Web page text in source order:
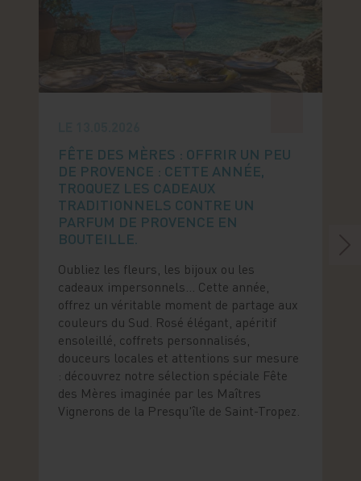
FÊTE DES MÈRES : OFFRIR UN PEU
DE PROVENCE : CETTE ANNÉE,
TROQUEZ LES CADEAUX
TRADITIONNELS CONTRE UN
PARFUM DE PROVENCE EN
BOUTEILLE.
Oubliez les fleurs, les bijoux ou les
cadeaux impersonnels… Cette année,
offrez un véritable moment de partage aux
couleurs du Sud. Rosé élégant, apéritif
ensoleillé, coffrets personnalisés,
douceurs locales et attentions sur mesure
: découvrez notre sélection spéciale Fête
des Mères imaginée par les Maîtres
Vignerons de la Presqu'île de Saint-Tropez.